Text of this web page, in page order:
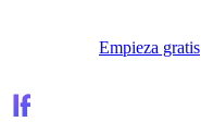
Empieza gratis